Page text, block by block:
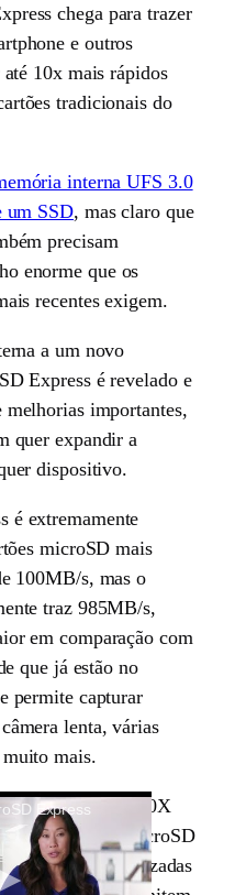
chega para trazer
e outros
10x mais rápidos
tradicionais do
interna UFS 3.0
um SSD, mas claro que
precisam
enorme que os
recentes exigem.
a um novo
Express é revelado e
melhorias importantes,
quer expandir a
dispositivo.
é extremamente
microSD mais
100MB/s, mas o
traz 985MB/s,
em comparação com
que já estão no
permite capturar
lenta, várias
mais.
Express
feito de trazer 10X
o novo padrão MicroSD
que são utilizadas